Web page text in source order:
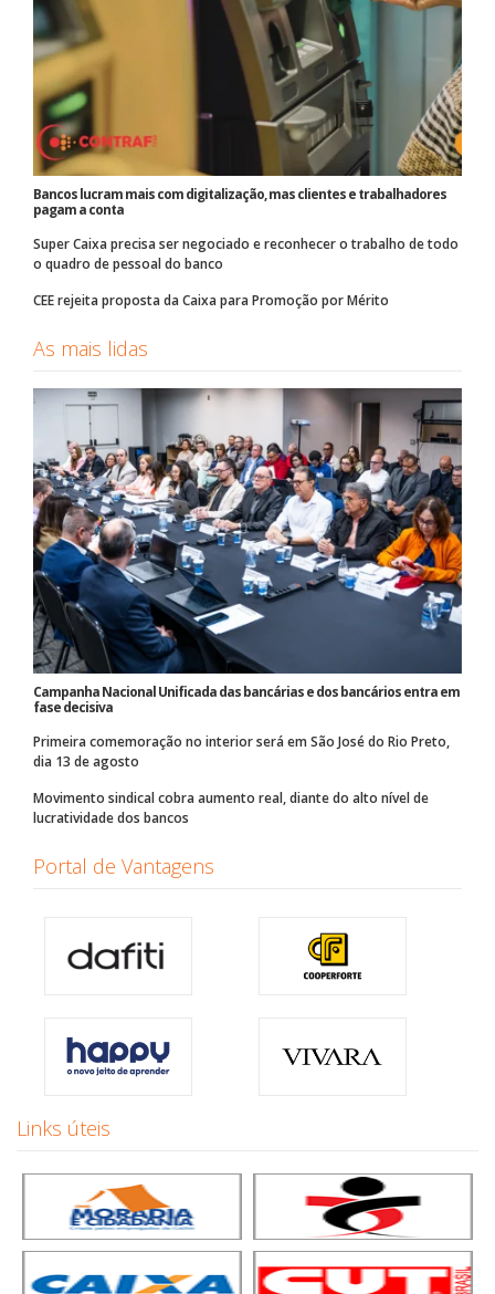
Bancos lucram mais com digitalização, mas clientes e trabalhadores
pagam a conta
Super Caixa precisa ser negociado e reconhecer o trabalho de todo
o quadro de pessoal do banco
CEE rejeita proposta da Caixa para Promoção por Mérito
As mais lidas
Campanha Nacional Unificada das bancárias e dos bancários entra em
fase decisiva
Primeira comemoração no interior será em São José do Rio Preto,
dia 13 de agosto
Movimento sindical cobra aumento real, diante do alto nível de
lucratividade dos bancos
Portal de Vantagens
Links úteis